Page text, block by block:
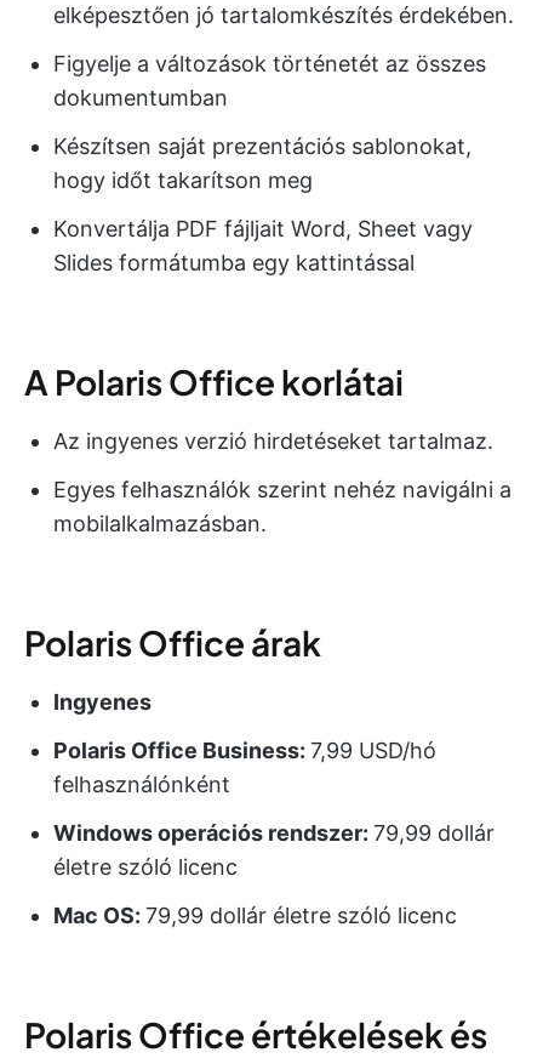
elképesztően jó tartalomkészítés érdekében.
Figyelje a változások történetét az összes
dokumentumban
Készítsen saját prezentációs sablonokat,
hogy időt takarítson meg
Konvertálja PDF fájljait Word, Sheet vagy
Slides formátumba egy kattintással
A Polaris Office korlátai
Az ingyenes verzió hirdetéseket tartalmaz.
Egyes felhasználók szerint nehéz navigálni a
mobilalkalmazásban.
Polaris Office árak
Ingyenes
Polaris Office Business: 7,99 USD/hó
felhasználónként
Windowsoperációs rendszer: 79,99 dollár
életre szóló licenc
Mac OS: 79,99 dollár életre szóló licenc
Polaris Office értékelések és